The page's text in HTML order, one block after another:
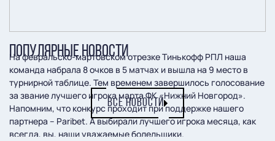
На февральско-мартовском отрезке Тинькофф РПЛ наша
команда набрала 8 очков в 5 матчах и вышла на 9 место в
турнирной таблице. Тем временем завершилось голосование
за звание лучшего игрока марта ФК «Нижний Новгород».
Напомним, что конкурс проходит при поддержке нашего
партнера – Paribet. А выбирали лучшего игрока месяца, как
всегда, вы, наши уважаемые болельщики.
ПОПУЛЯРНЫЕ НОВОСТИ
ВСЕ НОВОСТИ